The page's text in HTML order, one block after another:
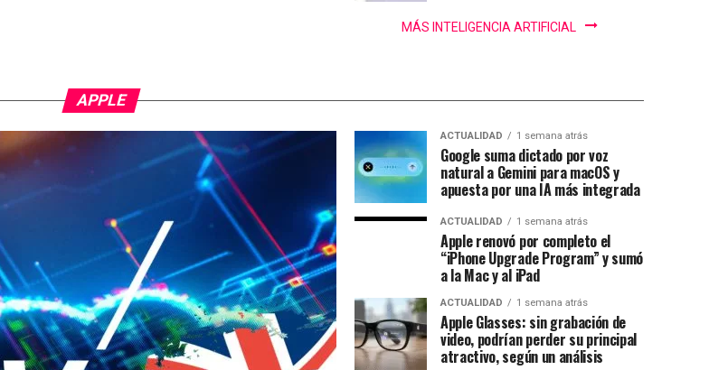
MÁS INTELIGENCIA ARTIFICIAL
APPLE
ACTUALIDAD 1 semana atrás
Google suma dictado por voz
natural a Gemini para macOS y
apuesta por una IA más integrada
ACTUALIDAD 1 semana atrás
Apple renovó por completo el
“iPhone Upgrade Program” y sumó
a la Mac y al iPad
ACTUALIDAD 1 semana atrás
Apple Glasses: sin grabación de
video, podrían perder su principal
atractivo, según un análisis